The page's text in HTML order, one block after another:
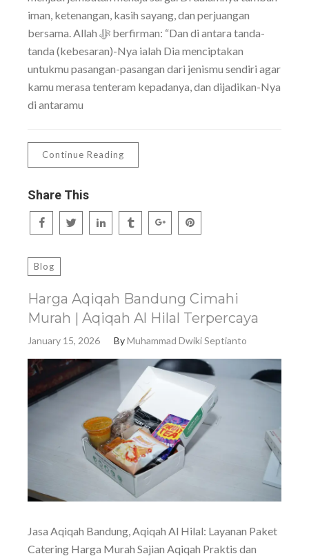
iman, ketenangan, kasih sayang, dan perjuangan
bersama. Allah ﷻ berfirman: “Dan di antara tanda-
tanda (kebesaran)-Nya ialah Dia menciptakan
untukmu pasangan-pasangan dari jenismu sendiri agar
kamu merasa tenteram kepadanya, dan dijadikan-Nya
di antaramu
Continue Reading
Share This
Blog
Harga Aqiqah Bandung Cimahi
Murah | Aqiqah Al Hilal Terpercaya
January 15, 2026 ByMuhammad Dwiki Septianto
Jasa Aqiqah Bandung, Aqiqah Al Hilal: Layanan Paket
Catering Harga Murah Sajian Aqiqah Praktis dan